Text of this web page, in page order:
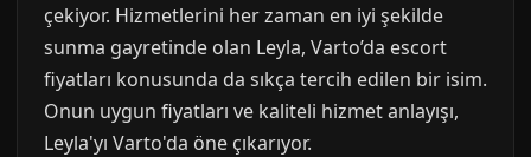
çekiyor. Hizmetlerini her zaman en iyi şekilde
sunma gayretinde olan Leyla, Varto’da escort
fiyatları konusunda da sıkça tercih edilen bir isim.
Onun uygun fiyatları ve kaliteli hizmet anlayışı,
Leyla'yı Varto'da öne çıkarıyor.